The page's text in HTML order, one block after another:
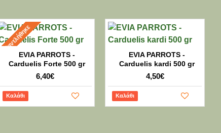
Εξαντλήθηκε
EVIA PARROTS -
Carduelis Forte 500 gr
6,40€
Καλάθι
EVIA PARROTS -
Carduelis kardi 500 gr
4,50€
Καλάθι